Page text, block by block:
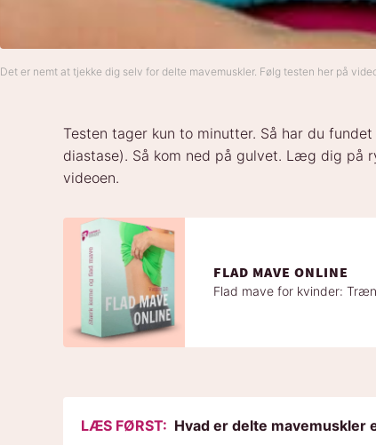
Det er nemt at tjekke dig selv for delte mavemuskler. Følg testen her på
Testen tager kun to minutter. Så har du
diastase). Så kom ned på gulvet. Læg dig på
videoen.
FLAD MAVE ONLINE
Flad mave for kvinder:
LÆS FØRST: Hvad er delte mavemuskler